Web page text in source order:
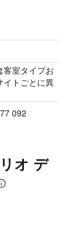
客室タイプお
イトごとに異
092
オ デ